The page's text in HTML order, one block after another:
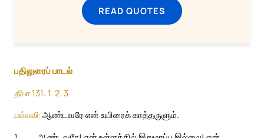
READ QUOTES
பதிலுரைப் பாடல்
திபா 131: 1. 2. 3
பல்லவி: ஆண்டவரே என் உயிரைக் காத்தருளும்.